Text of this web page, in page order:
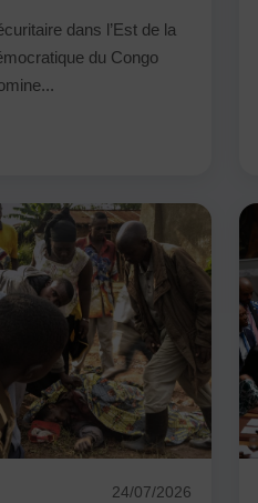
dans l’Est de la
du Congo
24/07/2026